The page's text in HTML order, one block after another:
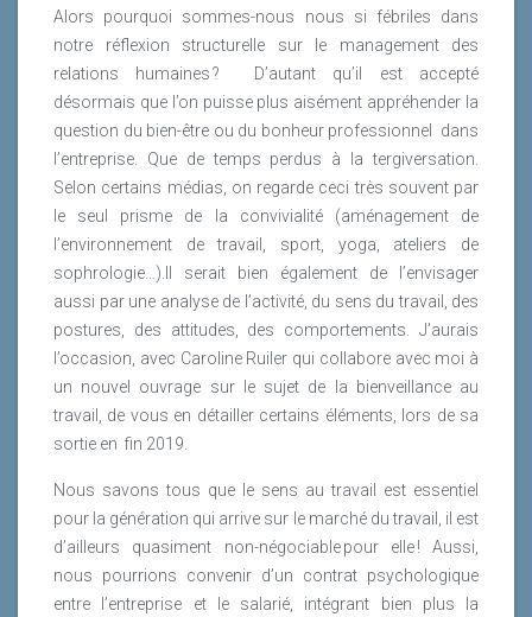
Enfin j’ai en charge la Qualité de Vie au Travail où là
encore je coordonne une équipe de conseillers QVT.
Lire la suite
Alors pourquoi sommes-nous nous si fébriles dans
notre réflexion structurelle sur le management des
relations humaines ?
D’autant qu’il est accepté
désormais que l’on puisse plus aisément appréhender la
question du bien-être ou du bonheur professionnel
dans
l’entreprise. Que de temps perdus à la tergiversation.
Selon certains médias, on regarde ceci très souvent par
le seul prisme de la convivialité (aménagement de
l’environnement de travail, sport, yoga, ateliers de
sophrologie…).Il serait bien également de l’envisager
aussi par une analyse de l’activité, du sens du travail, des
postures, des attitudes, des comportements. J’aurais
l’occasion, avec Caroline Ruiler qui collabore avec moi à
un nouvel ouvrage sur le sujet de la bienveillance au
travail, de vous en détailler certains éléments, lors de sa
sortie en fin 2019.
Nous savons tous que le sens au travail est essentiel
pour la génération qui arrive sur le marché du travail, il est
d’ailleurs quasiment non-négociable pour elle ! Aussi,
nous pourrions convenir d’un contrat psychologique
entre l’entreprise et le salarié, intégrant bien plus la